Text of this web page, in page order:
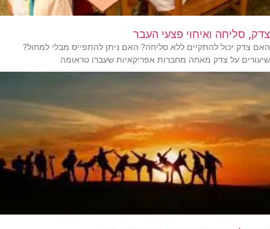
צדק, סליחה ואיחוי פצעי העבר
האם צדק יכול להתקיים ללא סליחה? האם ניתן להתפייס מבלי למחול?
שיעורים על צדק מאחה מחברות אפריקאיות שעברו טראומה